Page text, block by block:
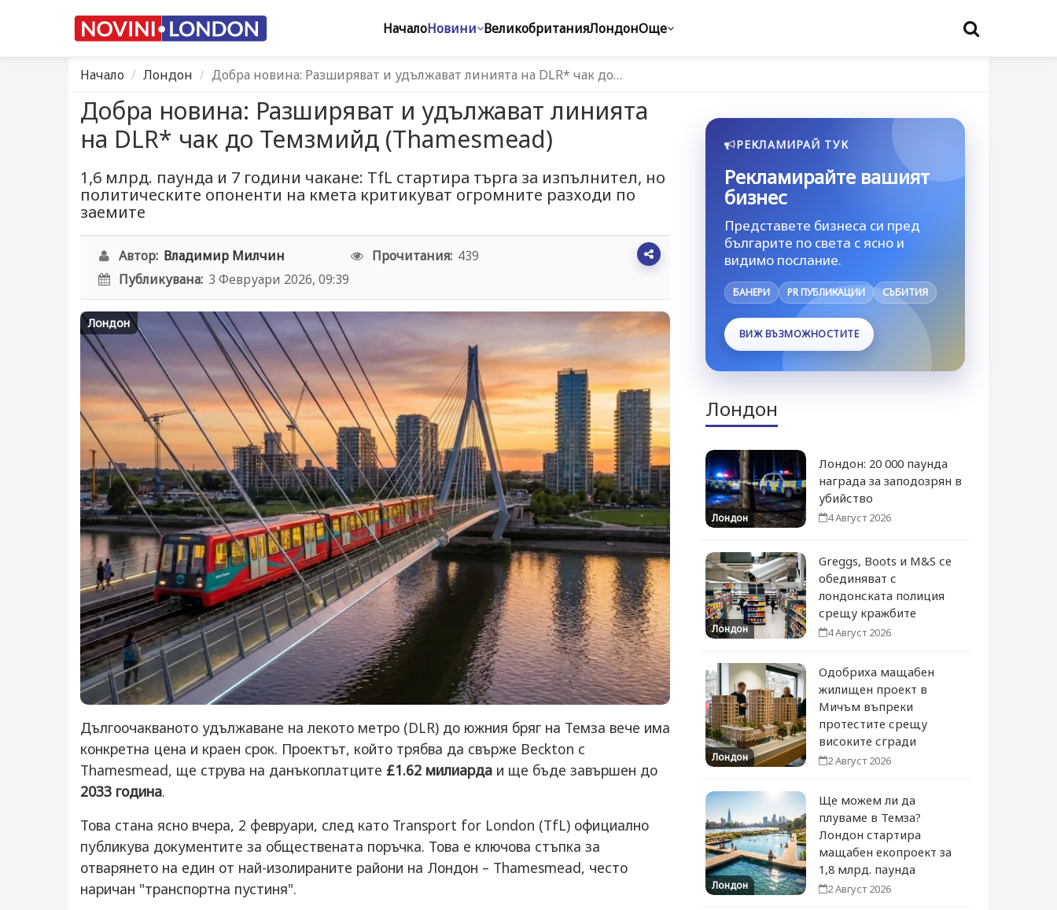
НачалоНовини ВеликобританияЛондонОще
Начало Лондон Добра новина: Разширяват и удължават линията на DLR* чак до…
Добра новина: Разширяват и удължават линията
на DLR* чак до Темзмийд (Thamesmead)
1,6 млрд. паунда и 7 години чакане: TfL стартира търга за изпълнител, но
политическите опоненти на кмета критикуват огромните разходи по
заемите
Автор: Владимир Милчин Прочитания: 439
Публикувана: 3 Февруари 2026, 09:39
Лондон
Дългоочакваното удължаване на лекото метро (DLR) до южния бряг на Темза вече има
конкретна цена и краен срок. Проектът, който трябва да свърже Beckton с
Thamesmead, ще струва на данъкоплатците £1.62 милиарда и ще бъде завършен до
2033 година.
Това стана ясно вчера, 2 февруари, след като Transport for London (TfL) официално
публикува документите за обществената поръчка. Това е ключова стъпка за
отварянето на един от най-изолираните райони на Лондон – Thamesmead, често
наричан "транспортна пустиня".
РЕКЛАМИРАЙ ТУК
Рекламирайте вашият
бизнес
Представете бизнеса си пред
българите по света с ясно и
видимо послание.
БАНЕРИ PR ПУБЛИКАЦИИ СЪБИТИЯ
ВИЖ ВЪЗМОЖНОСТИТЕ
Лондон
Лондон
Лондон: 20 000 паунда
награда за заподозрян в
убийство
4 Август 2026
Лондон
Greggs, Boots и M&S се
обединяват с
лондонската полиция
срещу кражбите
4 Август 2026
Лондон
Одобриха мащабен
жилищен проект в
Мичъм въпреки
протестите срещу
високите сгради
2 Август 2026
Лондон
Ще можем ли да
плуваме в Темза?
Лондон стартира
мащабен екопроект за
1,8 млрд. паунда
2 Август 2026